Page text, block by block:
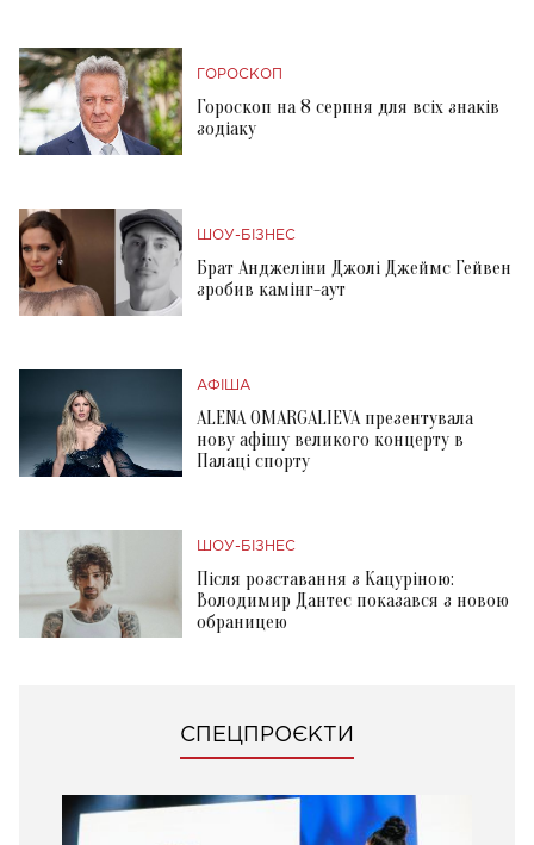
ГОРОСКОП
Гороскоп на 8 серпня для всіх знаків
зодіаку
ШОУ-БІЗНЕС
Брат Анджеліни Джолі Джеймс Гейвен
зробив камінг-аут
АФІША
ALENA OMARGALIEVA презентувала
нову афішу великого концерту в
Палаці спорту
ШОУ-БІЗНЕС
Після розставання з Кацуріною:
Володимир Дантес показався з новою
обраницею
СПЕЦПРОЄКТИ